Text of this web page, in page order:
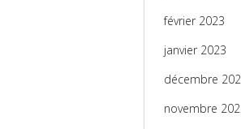
février 2023
janvier 2023
décembre
novembre